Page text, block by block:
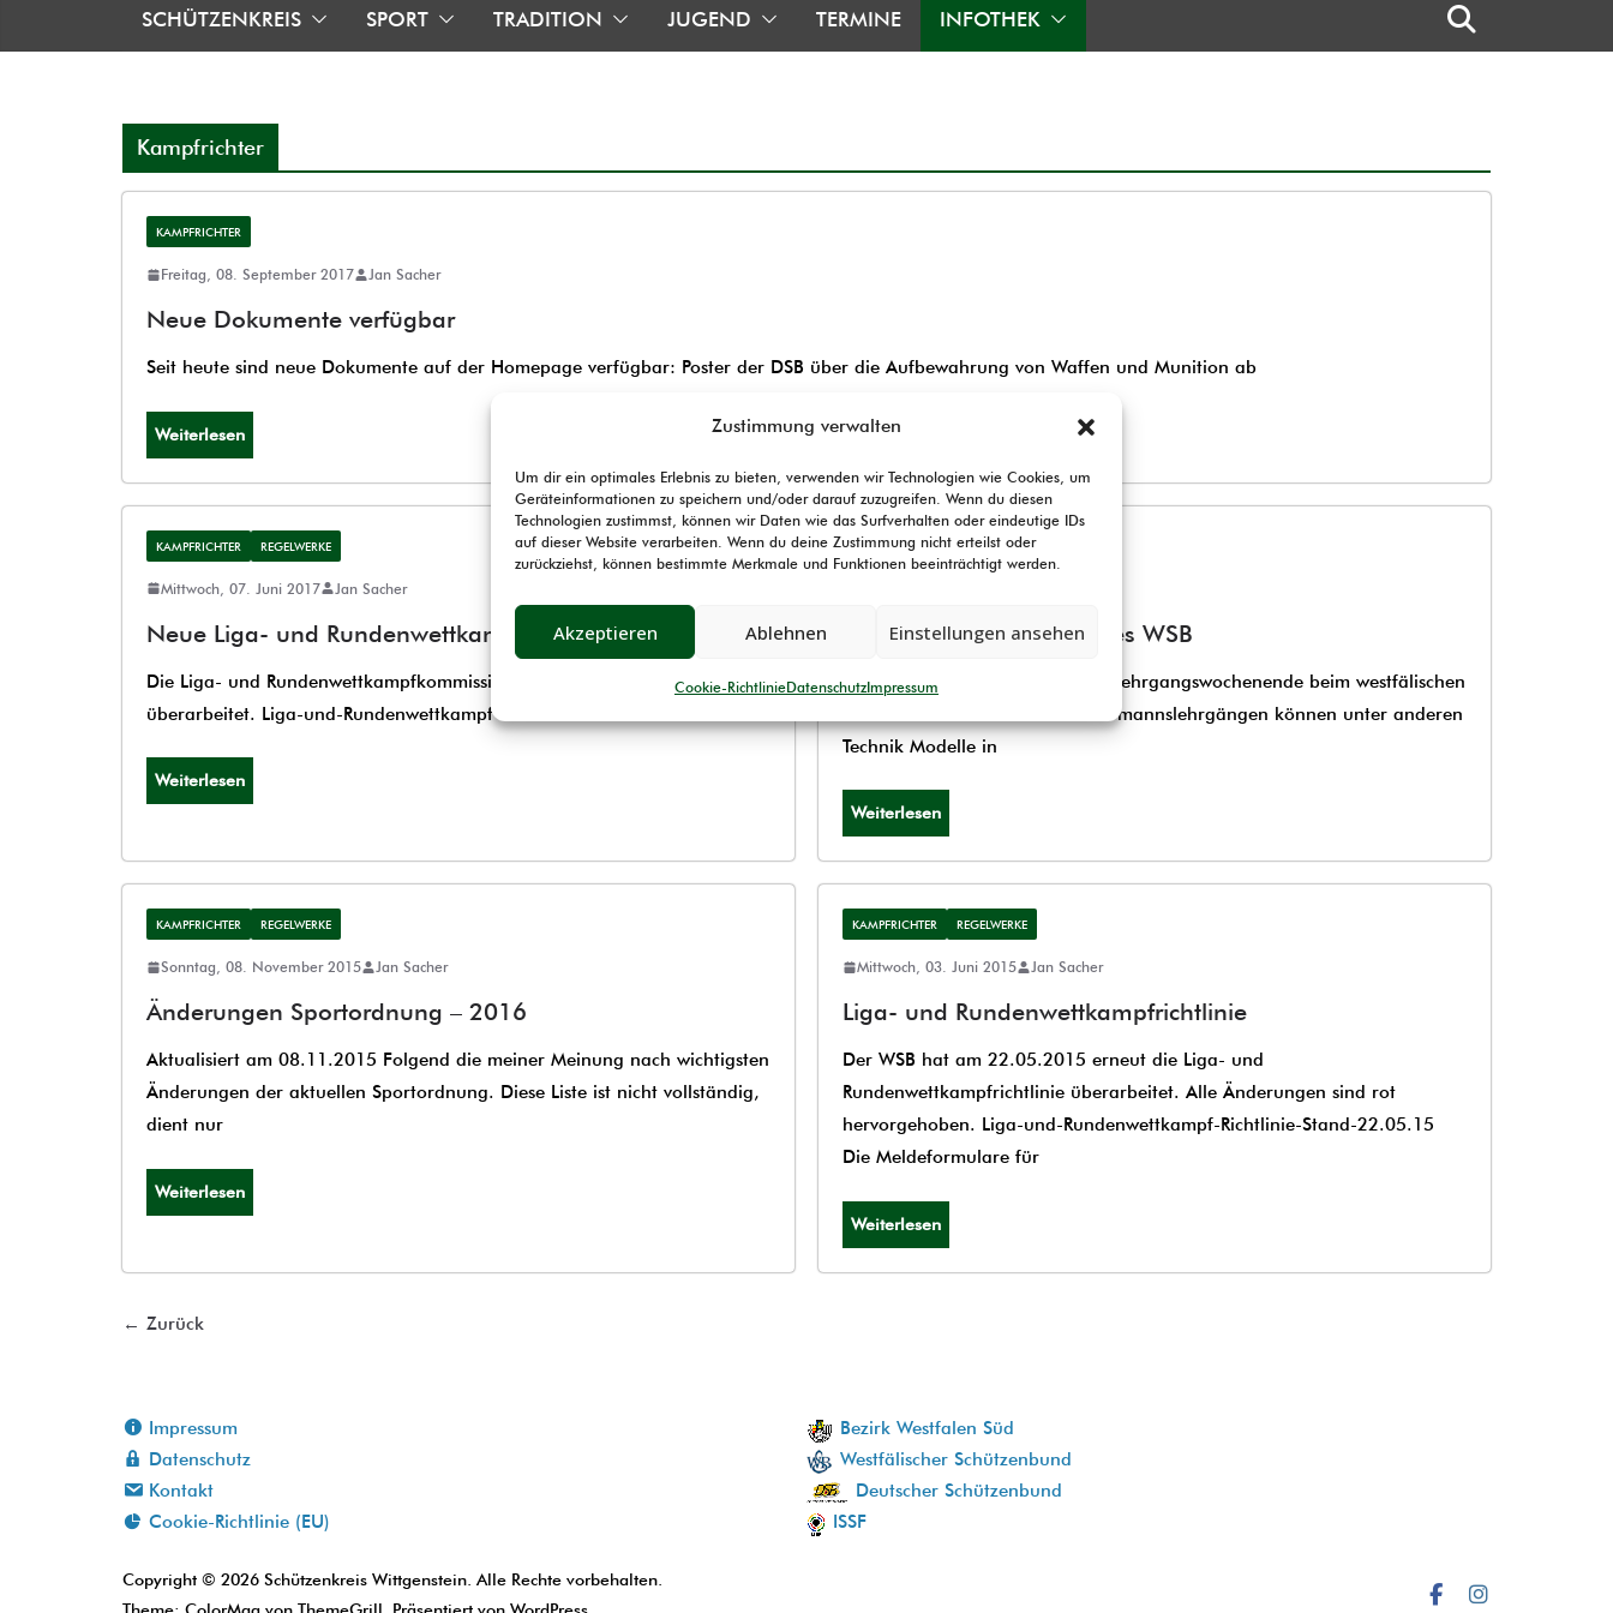
Zustimmung verwalten
Um dir ein optimales Erlebnis zu bieten, verwenden wir Technologien wie Cookies, um
Geräteinformationen zu speichern und/oder darauf zuzugreifen. Wenn du diesen
Technologien zustimmst, können wir Daten wie das Surfverhalten oder eindeutige IDs
auf dieser Website verarbeiten. Wenn du deine Zustimmung nicht erteilst oder
zurückziehst, können bestimmte Merkmale und Funktionen beeinträchtigt werden.
Akzeptieren Ablehnen Einstellungen ansehen
Cookie-RichtlinieDatenschutzImpressum
SCHÜTZENKREIS SPORT TRADITION JUGEND TERMINE INFOTHEK
Kampfrichter
KAMPFRICHTER
Freitag, 08. September 2017 Jan Sacher
Neue Dokumente verfügbar
Seit heute sind neue Dokumente auf der Homepage verfügbar: Poster der DSB über die Aufbewahrung von Waffen und Munition ab
Weiterlesen
KAMPFRICHTER REGELWERKE
Mittwoch, 07. Juni 2017 Jan Sacher
Neue Liga- und Rundenwettkampfrichtlinie des WSB
Die Liga- und Rundenwettkampfkommission hat die Liga-/RWK-Richtlinie
überarbeitet. Liga-und-Rundenwettkampf-Richtlinie-Stand-2017-05-05
Weiterlesen
JUGEND KAMPFRICHTER SONSTIGES
Jedermannslehrgänge des WSB
In zwei Wochen findet das erste Lehrgangswochenende beim westfälischen
Schützenbund statt. In den Jedermannslehrgängen können unter anderen
Technik Modelle in
Weiterlesen
KAMPFRICHTER REGELWERKE
Sonntag, 08. November 2015 Jan Sacher
Änderungen Sportordnung – 2016
Aktualisiert am 08.11.2015 Folgend die meiner Meinung nach wichtigsten
Änderungen der aktuellen Sportordnung. Diese Liste ist nicht vollständig,
dient nur
Weiterlesen
KAMPFRICHTER REGELWERKE
Mittwoch, 03. Juni 2015 Jan Sacher
Liga- und Rundenwettkampfrichtlinie
Der WSB hat am 22.05.2015 erneut die Liga- und
Rundenwettkampfrichtlinie überarbeitet. Alle Änderungen sind rot
hervorgehoben. Liga-und-Rundenwettkampf-Richtlinie-Stand-22.05.15
Die Meldeformulare für
Weiterlesen
← Zurück
Impressum
Datenschutz
Kontakt
Cookie-Richtlinie (EU)
Bezirk Westfalen Süd
Westfälischer Schützenbund
Deutscher Schützenbund
ISSF
Copyright © 2026 Schützenkreis Wittgenstein . Alle Rechte vorbehalten.
Theme: ColorMag von ThemeGrill. Präsentiert von WordPress